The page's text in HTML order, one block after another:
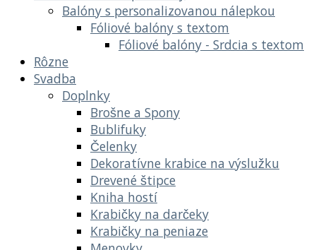
Balóny s personalizovanou nálepkou
Fóliové balóny s textom
Fóliové balóny - Srdcia s textom
Rôzne
Svadba
Doplnky
Brošne a Spony
Bublifuky
Čelenky
Dekoratívne krabice na výslužku
Drevené štipce
Kniha hostí
Krabičky na darčeky
Krabičky na peniaze